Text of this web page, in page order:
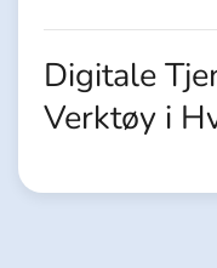
Digitale
Verktøy i